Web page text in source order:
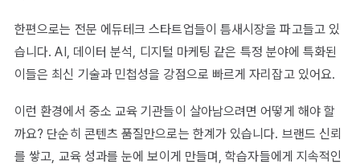
한편으로는 전문 에듀테크 스타트업들이 틈새시장을 파고들고 있
습니다. AI, 데이터 분석, 디지털 마케팅 같은 특정 분야에 특화된
이들은 최신 기술과 민첩성을 강점으로 빠르게 자리잡고 있어요.
이런 환경에서 중소 교육 기관들이 살아남으려면 어떻게 해야 할
까요? 단순히 콘텐츠 품질만으로는 한계가 있습니다. 브랜드 신뢰
를 쌓고, 교육 성과를 눈에 보이게 만들며, 학습자들에게 지속적인